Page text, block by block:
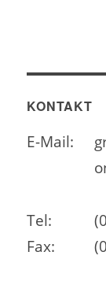
KONTAKT
E-Mail:
Tel:
Fax: